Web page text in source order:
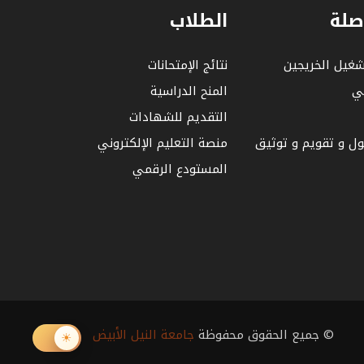
الخريجين
و تقويم و توثيق
الطلاب
نتائج الإمتحانات
المنح الدراسية
التقديم للشهادات
منصة التعليم الإلكتروني
المستودع الرقمي
© جميع الحقوق محفوظة جامعة النيل الأبيض